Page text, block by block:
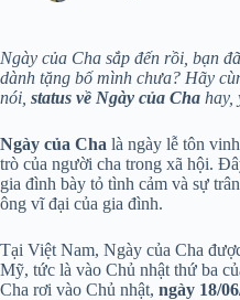
Ngày của Cha sắp đến rồi, bạn
dành tặng bố mình chưa? Hãy
nói, status về Ngày của Cha hay,
Ngày của Cha là ngày lễ tôn
trò của người cha trong xã hội.
gia đình bày tỏ tình cảm và sự
ông vĩ đại của gia đình.
Tại Việt Nam, Ngày của Cha
Mỹ, tức là vào Chủ nhật thứ ba
Cha rơi vào Chủ nhật, ngày 18/